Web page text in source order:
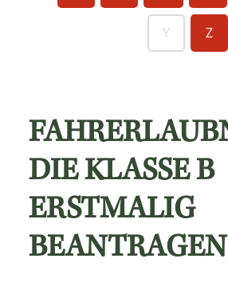
Y Z
DIE KLASSE B
ERSTMALIG
BEANTRAGEN